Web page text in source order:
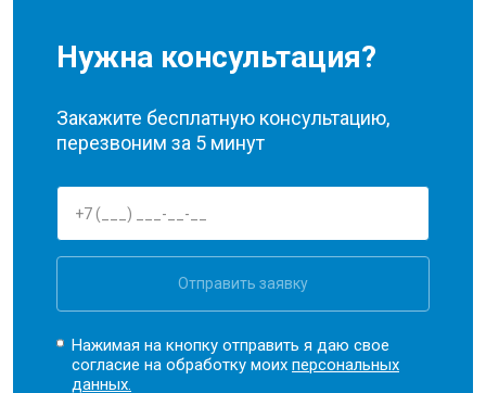
Нужна консультация?
Закажите бесплатную консультацию,
перезвоним за 5 минут
Отправить заявку
Нажимая на кнопку отправить я даю свое
согласие на обработку моихперсональных
данных.